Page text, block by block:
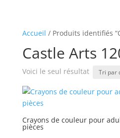
Accueil / Produits identifiés
Castle Arts
Voici le seul résultat
Crayons de couleur pour
pièces